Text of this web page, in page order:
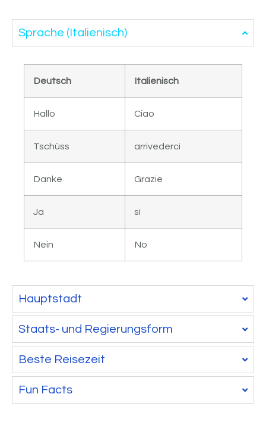
Sprache (Italienisch)
Deutsch Italienisch
Hallo Ciao
Tschüss arrivederci
Danke Grazie
Ja sì
Nein No
Hauptstadt
Staats- und Regierungsform
Beste Reisezeit
Fun Facts